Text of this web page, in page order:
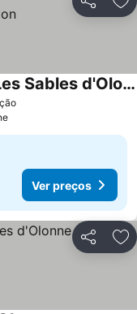
Partilhar
Côte Ouest Thalasso & Spa Les Sables d'Olonne - MGallery Collection
Ver preços
Partilhar